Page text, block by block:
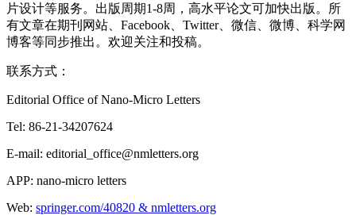
片设计等服务。出版周期1-8周，高水平论文可加快出版。所
有文章在期刊网站、Facebook、Twitter、微信、微博、科学网
博客等同步推出。欢迎关注和投稿。
联系方式：
Editorial Office of Nano-Micro Letters
Tel: 86-21-34207624
E-mail: editorial_office@nmletters.org
APP: nano-micro letters
Web: springer.com/40820 & nmletters.org